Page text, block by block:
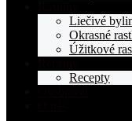
Liečivé
Okrasné
Úžitkové
Recepty